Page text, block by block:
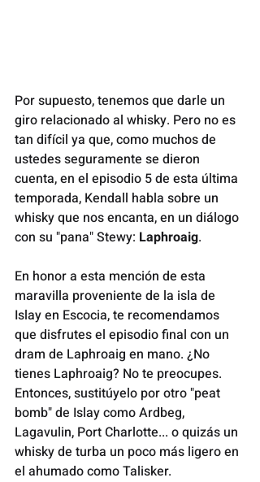
Por supuesto, tenemos que darle un
giro relacionado al whisky. Pero no es
tan difícil ya que, como muchos de
ustedes seguramente se dieron
cuenta, en el episodio 5 de esta última
temporada, Kendall habla sobre un
whisky que nos encanta, en un diálogo
con su "pana" Stewy: Laphroaig.
En honor a esta mención de esta
maravilla proveniente de la isla de
Islay en Escocia, te recomendamos
que disfrutes el episodio final con un
dram de Laphroaig en mano. ¿No
tienes Laphroaig? No te preocupes.
Entonces, sustitúyelo por otro "peat
bomb" de Islay como Ardbeg,
Lagavulin, Port Charlotte... o quizás un
whisky de turba un poco más ligero en
el ahumado como Talisker.